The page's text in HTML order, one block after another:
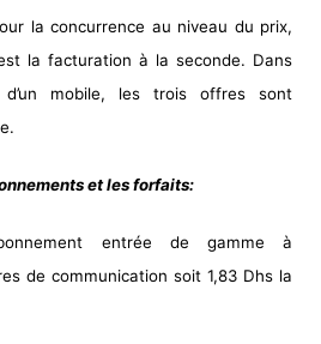
la concurrence au niveau du prix,
la facturation à la seconde. Dans
mobile, les trois offres sont
et les forfaits:
entrée de gamme à
de communication soit 1,83 Dhs la